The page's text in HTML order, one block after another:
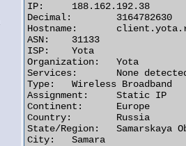
IP:	188.162.192.38
Decimal:	3164782630
Hostname:	client.yota.ru
ASN:	31133
ISP:	Yota
Organization:	Yota
Services:	None detected
Type:	Wireless Broadband
Assignment:	Static IP
Continent:	Europe
Country:	Russia
State/Region:	Samarskaya Oblast'
City:	Samara